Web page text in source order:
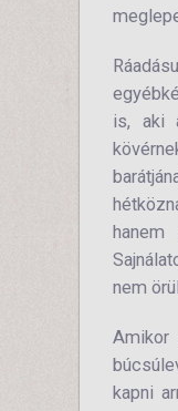
is, aki
hanem
nem
kapni